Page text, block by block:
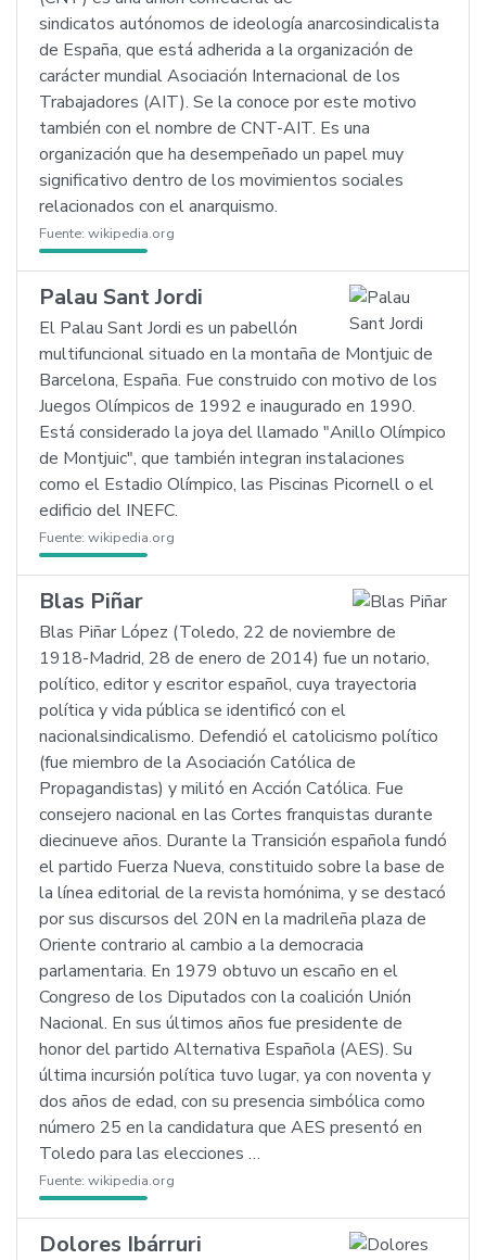
sindicatos autónomos de ideología anarcosindicalista
de España, que está adherida a la organización de
carácter mundial Asociación Internacional de los
Trabajadores (AIT). Se la conoce por este motivo
también con el nombre de CNT-AIT. Es una
organización que ha desempeñado un papel muy
significativo dentro de los movimientos sociales
relacionados con el anarquismo.
Fuente: wikipedia.org
Palau Sant Jordi
El Palau Sant Jordi es un pabellón
multifuncional situado en la montaña de Montjuic de
Barcelona, España. Fue construido con motivo de los
Juegos Olímpicos de 1992 e inaugurado en 1990.
Está considerado la joya del llamado "Anillo Olímpico
de Montjuic", que también integran instalaciones
como el Estadio Olímpico, las Piscinas Picornell o el
edificio del INEFC.
Fuente: wikipedia.org
Blas Piñar
Blas Piñar López (Toledo, 22 de noviembre de
1918-Madrid, 28 de enero de 2014) fue un notario,
político, editor y escritor español, cuya trayectoria
política y vida pública se identificó con el
nacionalsindicalismo. Defendió el catolicismo político
(fue miembro de la Asociación Católica de
Propagandistas) y militó en Acción Católica. Fue
consejero nacional en las Cortes franquistas durante
diecinueve años. Durante la Transición española fundó
el partido Fuerza Nueva, constituido sobre la base de
la línea editorial de la revista homónima, y se destacó
por sus discursos del 20N en la madrileña plaza de
Oriente contrario al cambio a la democracia
parlamentaria. En 1979 obtuvo un escaño en el
Congreso de los Diputados con la coalición Unión
Nacional. En sus últimos años fue presidente de
honor del partido Alternativa Española (AES). Su
última incursión política tuvo lugar, ya con noventa y
dos años de edad, con su presencia simbólica como
número 25 en la candidatura que AES presentó en
Toledo para las elecciones …
Fuente: wikipedia.org
Dolores Ibárruri